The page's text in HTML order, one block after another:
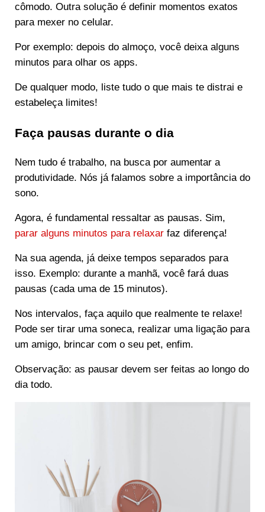
cômodo. Outra solução é definir momentos exatos
para mexer no celular.
Por exemplo: depois do almoço, você deixa alguns
minutos para olhar os apps.
De qualquer modo, liste tudo o que mais te distrai e
estabeleça limites!
Faça pausas durante o dia
Nem tudo é trabalho, na busca por aumentar a
produtividade. Nós já falamos sobre a importância do
sono.
Agora, é fundamental ressaltar as pausas. Sim,
parar alguns minutos para relaxarfaz diferença!
Na sua agenda, já deixe tempos separados para
isso. Exemplo: durante a manhã, você fará duas
pausas (cada uma de 15 minutos).
Nos intervalos, faça aquilo que realmente te relaxe!
Pode ser tirar uma soneca, realizar uma ligação para
um amigo, brincar com o seu pet, enfim.
Observação: as pausar devem ser feitas ao longo do
dia todo.